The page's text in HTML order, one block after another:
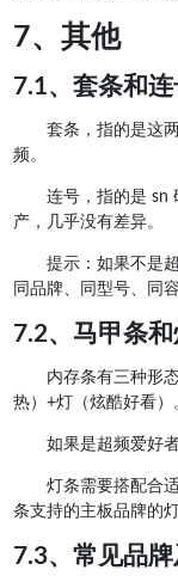
7、其他
7.1、套条和连
套条，指的是这
频。
连号，指的是 sn
产，几乎没有差异。
提示：如果不是
同品牌、同型号、同
7.2、马甲条
内存条有三种形
热）+灯（炫酷好看）
如果是超频爱好
灯条需要搭配合
条支持的主板品牌的
7.3、常见品